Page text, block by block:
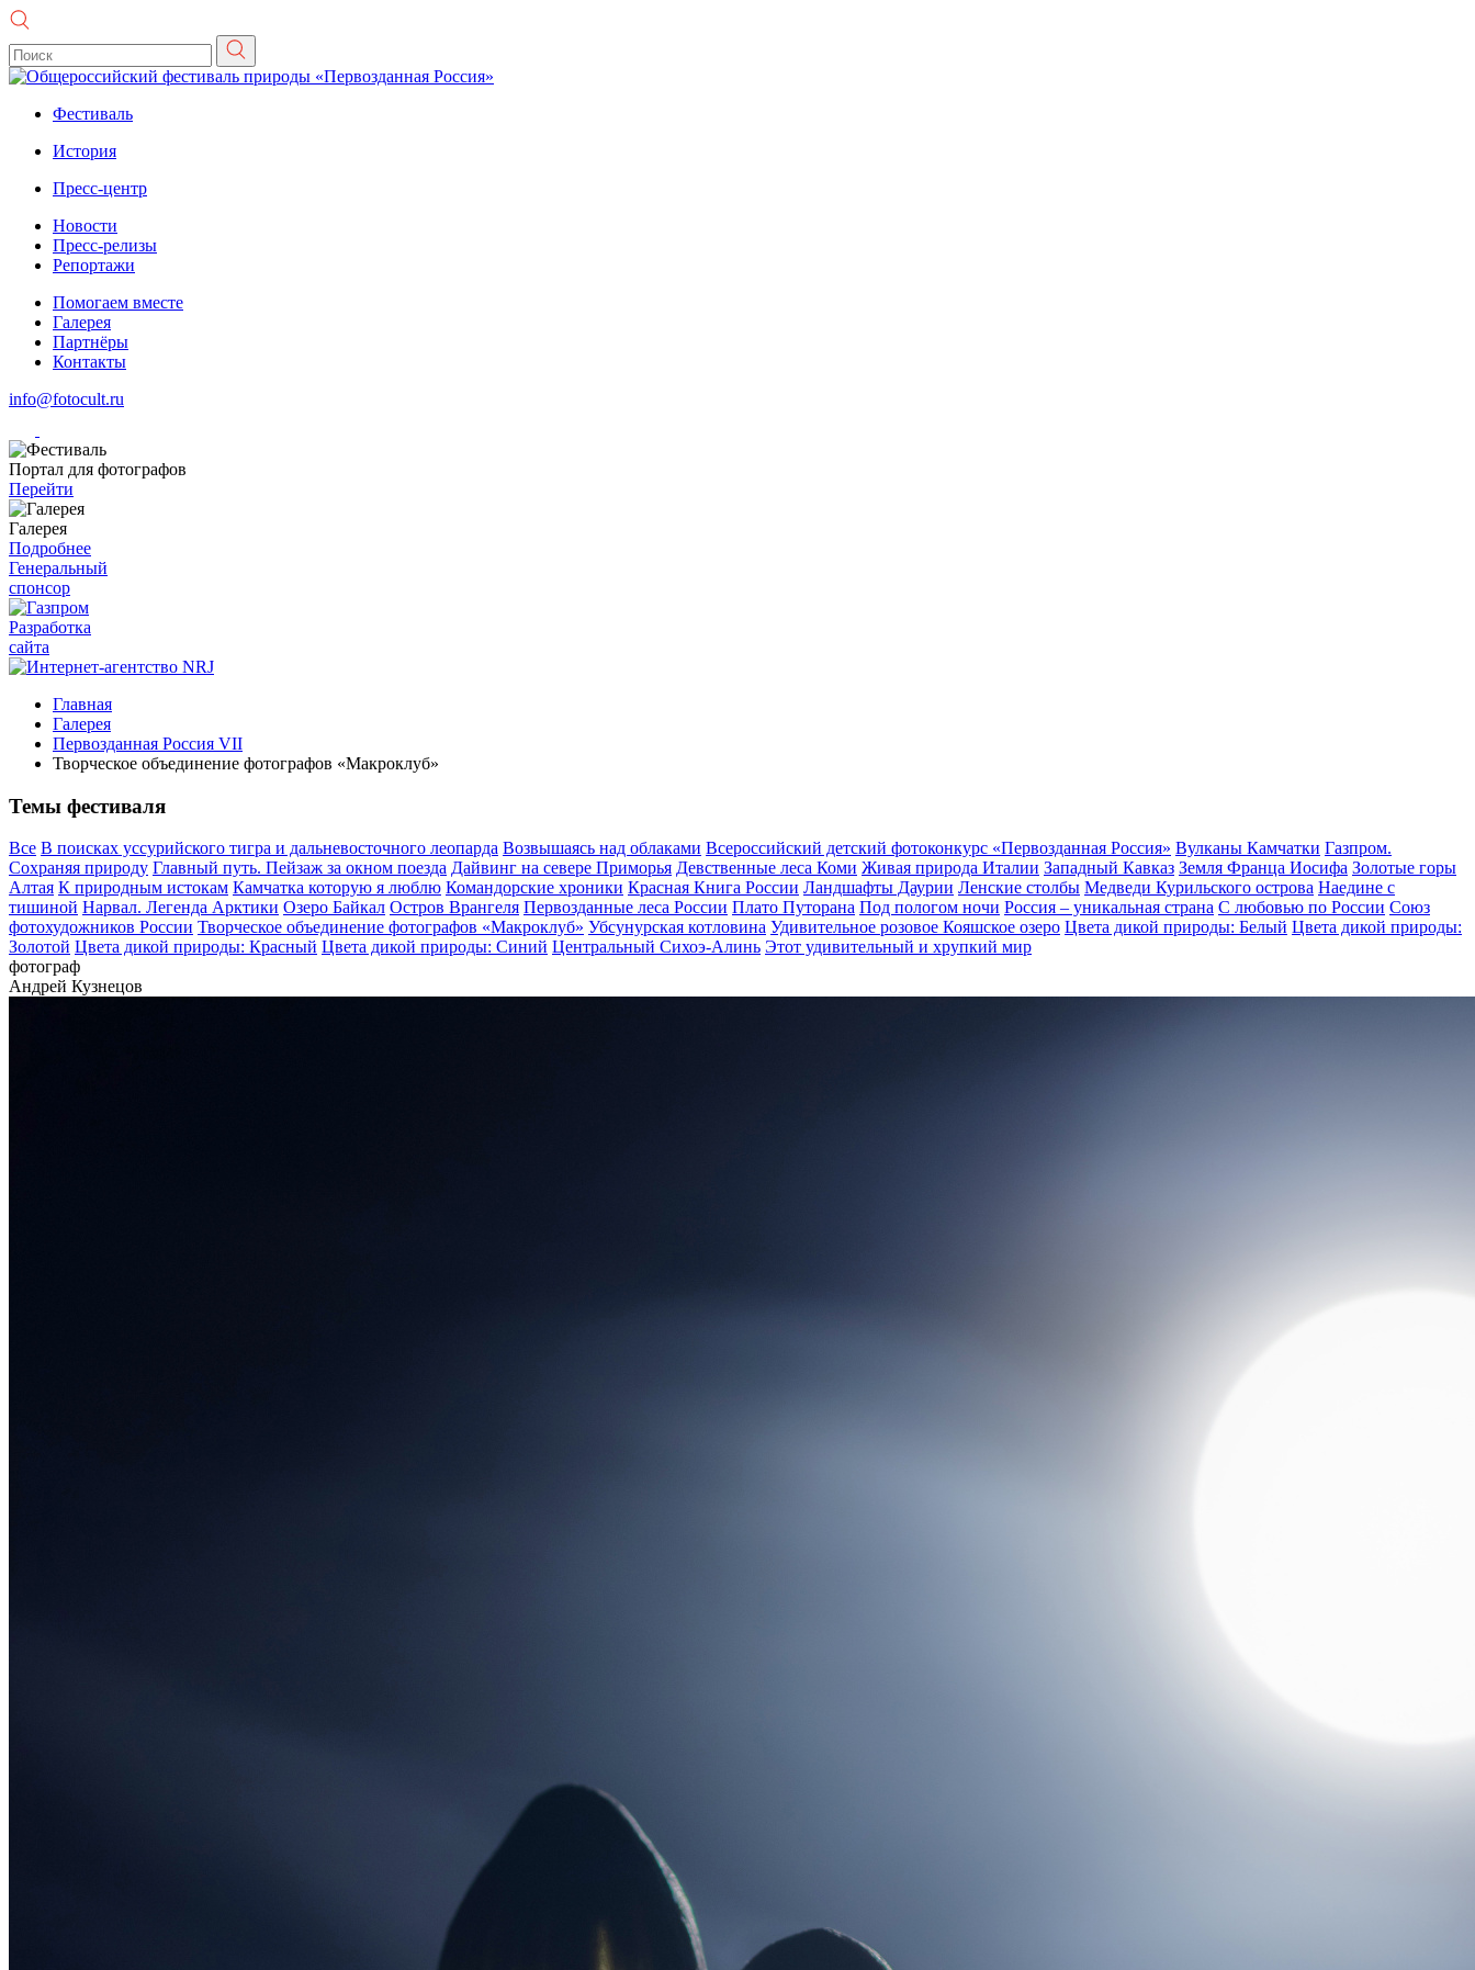
Фестиваль
История
Пресс-центр
Новости
Пресс-релизы
Репортажи
Помогаем вместе
Галерея
Партнёры
Контакты
info@fotocult.ru
Портал для фотографов
Перейти
Галерея
Подробнее
Генеральный
спонсор
Разработка
сайта
Главная
Галерея
Первозданная Россия VII
Творческое объединение фотографов «Макроклуб»
Темы фестиваля
Все В поисках уссурийского тигра и дальневосточного леопарда Возвышаясь над облаками Всероссийский детский фотоконкурс «Первозданная Россия» Вулканы Камчатки Газпром.
Сохраняя природу Главный путь. Пейзаж за окном поезда Дайвинг на севере Приморья Девственные леса Коми Живая природа Италии Западный Кавказ Земля Франца Иосифа Золотые горы
Алтая К природным истокам Камчатка которую я люблю Командорские хроники Красная Книга России Ландшафты Даурии Ленские столбы Медведи Курильского острова Наедине с
тишиной Нарвал. Легенда Арктики Озеро Байкал Остров Врангеля Первозданные леса России Плато Путорана Под пологом ночи Россия – уникальная страна С любовью по России Союз
фотохудожников России Творческое объединение фотографов «Макроклуб» Убсунурская котловина Удивительное розовое Кояшское озеро Цвета дикой природы: Белый Цвета дикой природы:
Золотой Цвета дикой природы: Красный Цвета дикой природы: Синий Центральный Сихоэ-Алинь Этот удивительный и хрупкий мир
фотограф
Андрей Кузнецов